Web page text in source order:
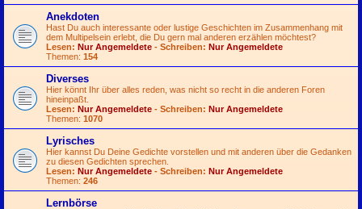
Anekdoten
Hast Du auch interessante oder lustige Geschichten im Zusammenhang mit
dem Multipelsein erlebt, die Du gern mal anderen erzählen möchtest?
Lesen: Nur Angemeldete - Schreiben: Nur Angemeldete
Themen: 154
Diverses
Hier könnt Ihr über alles reden, was nicht so recht in die anderen Foren
hineinpaßt.
Lesen: Nur Angemeldete - Schreiben: Nur Angemeldete
Themen: 1070
Lyrisches
Hier kannst Du Deine Gedichte vorstellen und mit anderen über die Gedanken
zu diesen Gedichten sprechen.
Lesen: Nur Angemeldete - Schreiben: Nur Angemeldete
Themen: 246
Lernbörse